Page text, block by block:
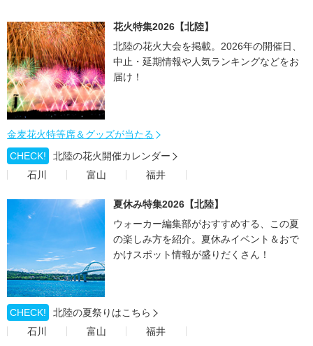
花火特集2026【北陸】
北陸の花火大会を掲載。2026年の開催日、
中止・延期情報や人気ランキングなどをお
届け！
金麦花火特等席＆グッズが当たる
CHECK!
北陸の花火開催カレンダー
石川
富山 福井
夏休み特集2026【北陸】
ウォーカー編集部がおすすめする、この夏
の楽しみ方を紹介。夏休みイベント＆おで
かけスポット情報が盛りだくさん！
CHECK!
北陸の夏祭りはこちら
石川
富山 福井